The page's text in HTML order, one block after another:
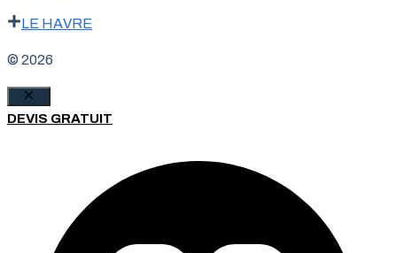
LE HAVRE
© 2026
Fermer
DEVIS GRATUIT